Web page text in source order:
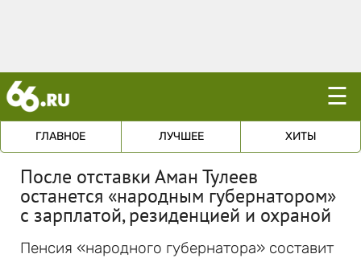
☰
ГЛАВНОЕ ЛУЧШЕЕ ХИТЫ
После отставки Аман Тулеев
останется «народным губернатором»
с зарплатой, резиденцией и охраной
Пенсия «народного губернатора» составит